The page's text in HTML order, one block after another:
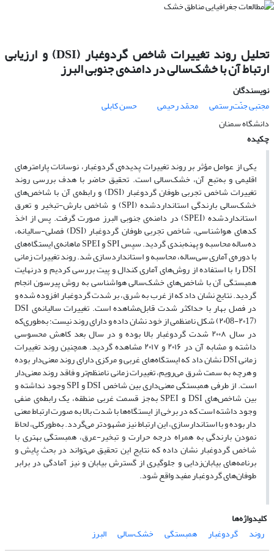
تحلیل روند تغییرات شاخص گردوغبار (DSI) و ارزیابی
ارتباط آن با خشک‌سالی در دامنه‌ی جنوبی البرز
نویسندگان
مجتبی جنّت‌رستمی
محمّد رحیمی
حسن کابلی
دانشگاه سمنان
چکیده
یکی از عوامل مؤثر بر روند تغییرات پدیده‌ی گردوغبار، نوسانات پارامتر­های
اقلیمی و به‌تبع آن، خشک‌سالی است. تحقیق حاضر با هدف بررسی روند
تغییرات شاخص تجربی طوفان گردوغبار (DSI) و رابطه‌ی آن با شاخص‌های
خشک‌سالی بارندگی استانداردشده (SPI) و شاخص بارش-تبخیر و تعرق
استانداردشده (SPEI) در دامنه‌ی­ جنوبی البرز صورت گرفت. پس از اخذ
کدهای هواشناسی، شاخص تجربی طوفان گردوغبار (DSI) فصلی-سالیانه،
ده‌ساله محاسبه و پهنه‌بندی گردید. سپس SPI و SPEI ماهانه‌ی ایستگاه‌­های
با دوره‌ی آماری سی­‌ساله، محاسبه و استانداردسازی شد. روند تغییرات زمانی
DSI را با استفاده از روش‌های آماری کندال و پیت بررسی کردیم و درنهایت
همبستگی آن با شاخص‌های خشک‌سالی هواشناسی به روش پیرسون انجام
گردید. نتایج نشان داد که از غرب به شرق، بر شدت گردوغبار افزوده‌ شده و
در فصل بهار با حداکثر شدت قابل‌مشاهده است. تغییرات سالیانه‌ی DSI
(۲۰08-۲۰17) شکل نامنظمی از خود نشان داده و دارای روند نیست؛ به‌طوری‌که
در سال ۲۰۰۸ شدت گردوغبار بالا بوده و در سال بعد کاهش محسوسی
داشته و مشابه آن در ۲۰۱۶ و ۲۰۱۷ مشاهده گردید. همچنین روند تغییرات
زمانی DSI نشان داد که ایستگاه­‌های غربی و مرکزی دارای روند معنی­‌دار بوده
و هرچه به سمت شرق می­‌رویم، تغییرات زمانی نامنظم‌­تر و فاقد روند معنی­‌دار
است. از طرفی همبستگی معنی­‌داری بین شاخص DSI و SPI وجود نداشته و
بین شاخص‌­های DSI و SPEI به‌جز قسمت غربی منطقه، یک رابطه‌ی منفی
وجود داشته است که در برخی از ایستگاه­‌ها با شدت بالا به‌ صورت ارتباط معنی­‌
دار بوده و با استاندارسازی، این ارتباط نیز مشهودتر می­‌گردد. به‌طورکلی، لحاظ
نمودن بارندگی به همراه درجه حرارت و تبخیر-عرق، همبستگی بهتری با
شاخص گردوغبار نشان داده که نتایج این تحقیق می‌تواند در بحث پایش و
برنامه‌های بیابان‌زدایی و جلوگیری از گسترش بیابان و نیز آمادگی در برابر
طوفان‌های گردوغبار مفید واقع شود.
کلیدواژه‌ها
روند
گردوغبار همبستگی خشک‌سالی البرز